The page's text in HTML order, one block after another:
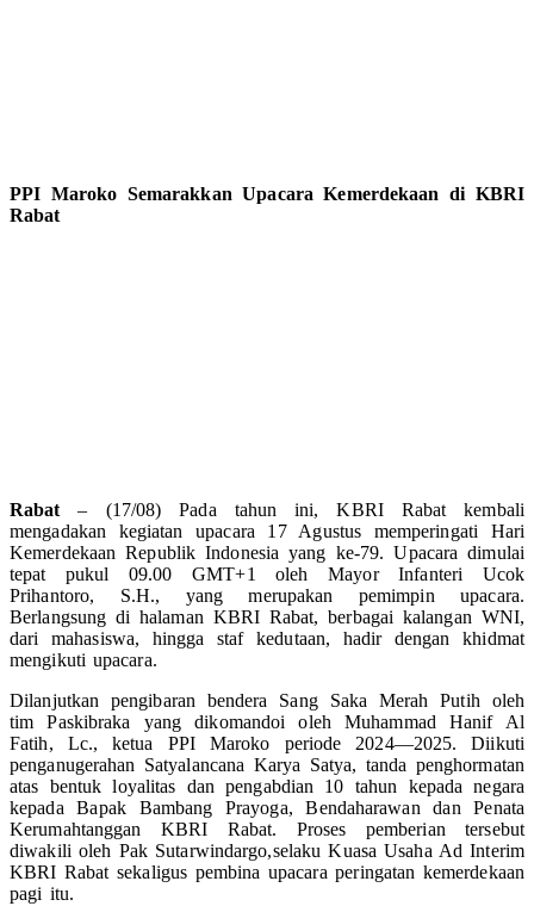
PPI Maroko Semarakkan Upacara Kemerdekaan di KBRI
Rabat
Rabat– (17/08) Pada tahun ini, KBRI Rabat kembali
mengadakan kegiatan upacara 17 Agustus memperingati Hari
Kemerdekaan Republik Indonesia yang ke-79. Upacara dimulai
tepat pukul 09.00 GMT+1 oleh Mayor Infanteri Ucok
Prihantoro, S.H., yang merupakan pemimpin upacara.
Berlangsung di halaman KBRI Rabat, berbagai kalangan WNI,
dari mahasiswa, hingga staf kedutaan, hadir dengan khidmat
mengikuti upacara.
Dilanjutkan pengibaran bendera Sang Saka Merah Putih oleh
tim Paskibraka yang dikomandoi oleh Muhammad Hanif Al
Fatih, Lc., ketua PPI Maroko periode 2024—2025. Diikuti
penganugerahan Satyalancana Karya Satya, tanda penghormatan
atas bentuk loyalitas dan pengabdian 10 tahun kepada negara
kepada Bapak Bambang Prayoga, Bendaharawan dan Penata
Kerumahtanggan KBRI Rabat. Proses pemberian tersebut
diwakili oleh Pak Sutarwindargo,selaku Kuasa Usaha Ad Interim
KBRI Rabat sekaligus pembina upacara peringatan kemerdekaan
pagi itu.